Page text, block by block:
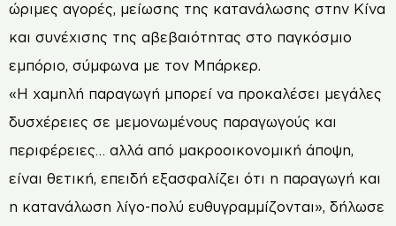
ώριμες αγορές, μείωσης της κατανάλωσης στην Κίνα
και συνέχισης της αβεβαιότητας στο παγκόσμιο
εμπόριο, σύμφωνα με τον Μπάρκερ.
«Η χαμηλή παραγωγή μπορεί να προκαλέσει μεγάλες
δυσχέρειες σε μεμονωμένους παραγωγούς και
περιφέρειες… αλλά από μακροοικονομική άποψη,
είναι θετική, επειδή εξασφαλίζει ότι η παραγωγή και
η κατανάλωση λίγο-πολύ ευθυγραμμίζονται», δήλωσε